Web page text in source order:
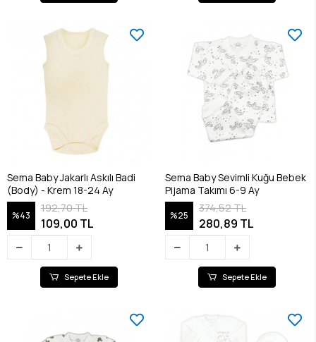
Sema Baby Jakarlı Askılı Badi
(Body) - Krem 18-24 Ay
%43
192,70 TL
109,00 TL
Sepete Ekle
Sema Baby Sevimli Kuğu Bebek
Pijama Takımı 6-9 Ay
%25
374,52 TL
280,89 TL
Sepete Ekle